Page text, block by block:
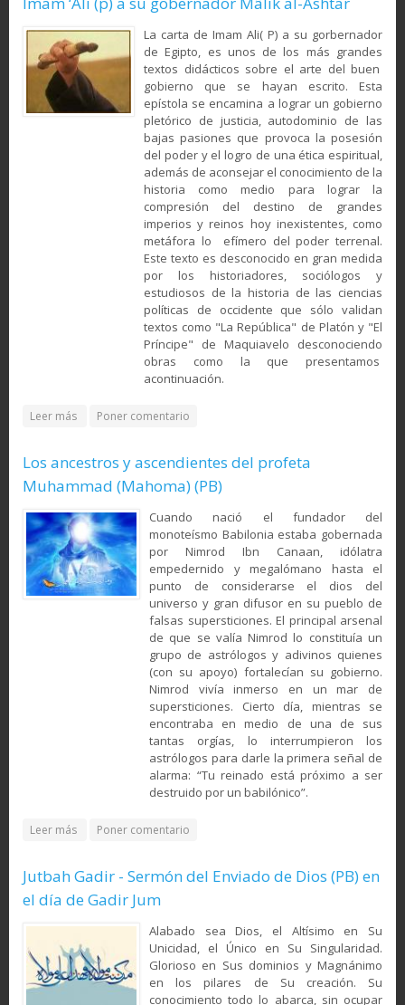
La carta de Imam Ali( P) a su gorbernador
de Egipto, es unos de los más grandes
textos didácticos sobre el arte del buen
gobierno que se hayan escrito. Esta
epístola se encamina a lograr un gobierno
pletórico de justicia, autodominio de las
bajas pasiones que provoca la posesión
del poder y el logro de una ética espiritual,
además de aconsejar el conocimiento de la
historia como medio para lograr la
compresión del destino de grandes
imperios y reinos hoy inexistentes, como
metáfora lo efímero del poder terrenal.
Este texto es desconocido en gran medida
por los historiadores, sociólogos y
estudiosos de la historia de las ciencias
políticas de occidente que sólo validan
textos como "La República" de Platón y "El
Príncipe" de Maquiavelo desconociendo
obras como la que presentamos
acontinuación.
Leer más about Consejos para un buen gobierno (III)- Carta del Imam
Poner comentario
Los ancestros y ascendientes del profeta
Muhammad (Mahoma) (PB)
Cuando nació el fundador del
monoteísmo Babilonia estaba gobernada
por Nimrod Ibn Canaan, idólatra
empedernido y megalómano hasta el
punto de considerarse el dios del
universo y gran difusor en su pueblo de
falsas supersticiones. El principal arsenal
de que se valía Nimrod lo constituía un
grupo de astrólogos y adivinos quienes
(con su apoyo) fortalecían su gobierno.
Nimrod vivía inmerso en un mar de
supersticiones. Cierto día, mientras se
encontraba en medio de una de sus
tantas orgías, lo interrumpieron los
astrólogos para darle la primera señal de
alarma: “Tu reinado está próximo a ser
destruido por un babilónico”.
Leer más about Los ancestros y ascendientes del profeta
Poner comentario
Jutbah Gadir - Sermón del Enviado de Dios (PB) en
el día de Gadir Jum
Alabado sea Dios, el Altísimo en Su
Unicidad, el Único en Su Singularidad.
Glorioso en Sus dominios y Magnánimo
en los pilares de Su creación. Su
conocimiento todo lo abarca, sin ocupar